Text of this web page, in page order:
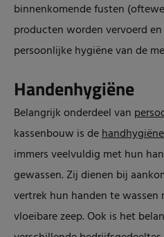
binnenkomende fusten
producten worden vervoerd
persoonlijke hygiëne van de
Handenhygiëne
Belangrijk onderdeel van
kassenbouw is dehandhygiëne
immers veelvuldig met hun
gewassen. Zij dienen bij
vertrek hun handen te
vloeibare zeep. Ook is het